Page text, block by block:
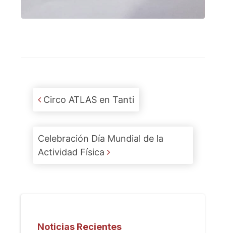
Post navigation
Circo ATLAS en Tanti
Celebración Día Mundial de la
Actividad Física
Noticias Recientes